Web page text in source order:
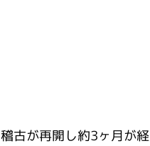
稽古が再開し約3ヶ月が経